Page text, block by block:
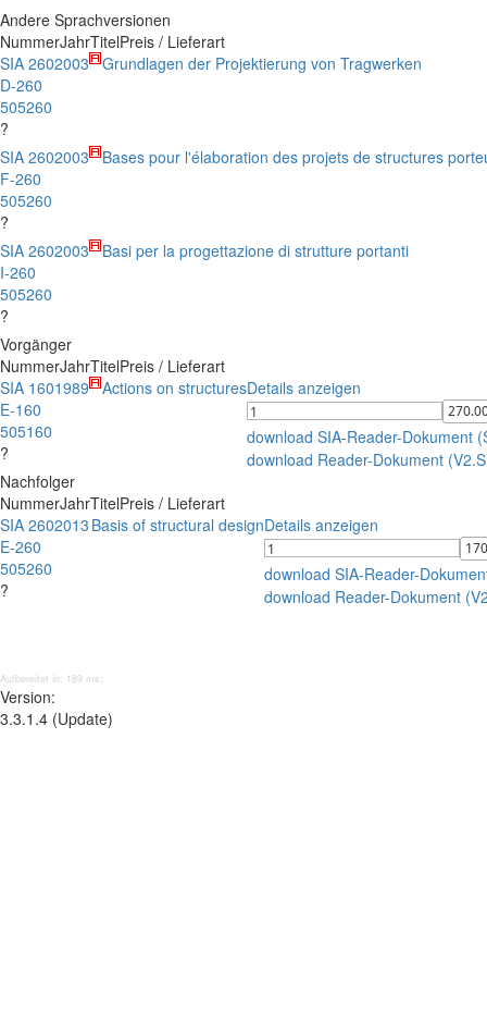
Andere Sprachversionen
NummerJahrTitelPreis / Lieferart
SIA 260
D-260
505260
?
2003 Grundlagen der Projektierung von Tragwerken
SIA 260
F-260
505260
?
2003 Bases pour l'élaboration des projets de structures
SIA 260
I-260
505260
?
2003 Basi per la progettazione di strutture portanti
Vorgänger
NummerJahrTitelPreis / Lieferart
SIA 160
E-160
505160
?
1989 Actions on structuresDetails anzeigen
download SIA-Reader-Dokument
download Reader-Dokument
Nachfolger
NummerJahrTitelPreis / Lieferart
SIA 260
E-260
505260
?
2013 Basis of structural designDetails anzeigen
download SIA-Reader-
download Reader-Dokument
Aufbereitet in: 189 ms;
Version:
3.3.1.4 (Update)